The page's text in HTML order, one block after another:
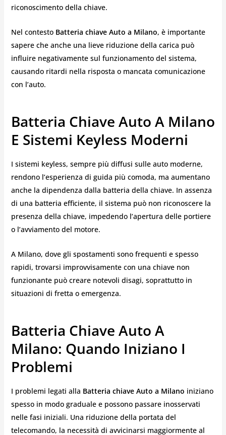
riconoscimento della chiave.
Nel contesto Batteria chiave Auto a Milano, è importante
sapere che anche una lieve riduzione della carica può
influire negativamente sul funzionamento del sistema,
causando ritardi nella risposta o mancata comunicazione
con l’auto.
Batteria Chiave Auto A Milano
E Sistemi Keyless Moderni
I sistemi keyless, sempre più diffusi sulle auto moderne,
rendono l’esperienza di guida più comoda, ma aumentano
anche la dipendenza dalla batteria della chiave. In assenza
di una batteria efficiente, il sistema può non riconoscere la
presenza della chiave, impedendo l’apertura delle portiere
o l’avviamento del motore.
A Milano, dove gli spostamenti sono frequenti e spesso
rapidi, trovarsi improvvisamente con una chiave non
funzionante può creare notevoli disagi, soprattutto in
situazioni di fretta o emergenza.
Batteria Chiave Auto A
Milano: Quando Iniziano I
Problemi
I problemi legati alla Batteria chiave Auto a Milano iniziano
spesso in modo graduale e possono passare inosservati
nelle fasi iniziali. Una riduzione della portata del
telecomando, la necessità di avvicinarsi maggiormente al